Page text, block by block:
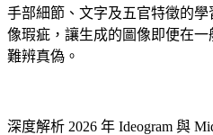
手部細節、文字及五官特徵的
像瑕疵，讓生成的圖像即便在
難辨真偽。
深度解析 2026 年 Ideogram 與